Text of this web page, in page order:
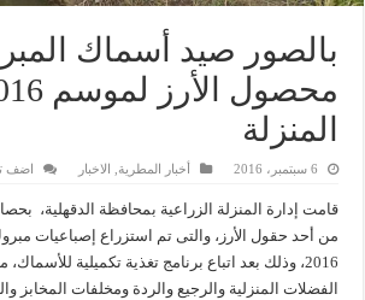
بالصور صيد أسماك
المنزلة
6 سبتمبر، 2016 أخبار المطرية, الاخبار اضف
قامت إدارة المنزلة الزراعية بمحافظة الدقهلية،
من أحد حقول الأرز، والتى تم استزراع إصباعيات
2016، وذلك بعد اتباع برنامج تغذية تكميلية
الفضلات المنزلية والرجيع والردة ومخلفات المخابز